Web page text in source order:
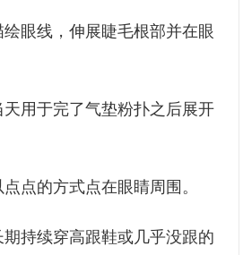
眼线，伸展睫毛根部并在眼
用于完了气垫粉扑之后展开
点的方式点在眼睛周围。
持续穿高跟鞋或几乎没跟的